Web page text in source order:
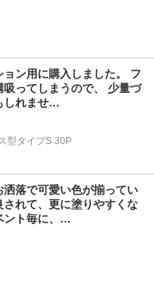
ョン用に購入しました。 フ
吸ってしまうので、 少量づ
しれませ…
型タイプS 30P
落で可愛い色が揃ってい
されて、更に塗りやすくな
ント毎に、…